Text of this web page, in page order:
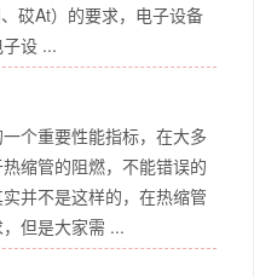
砹At）的要求，电子设备
设 ...
个重要性能指标，在大多
缩管的阻燃，不能错误的
并不是这样的，在热缩管
但是大家需 ...